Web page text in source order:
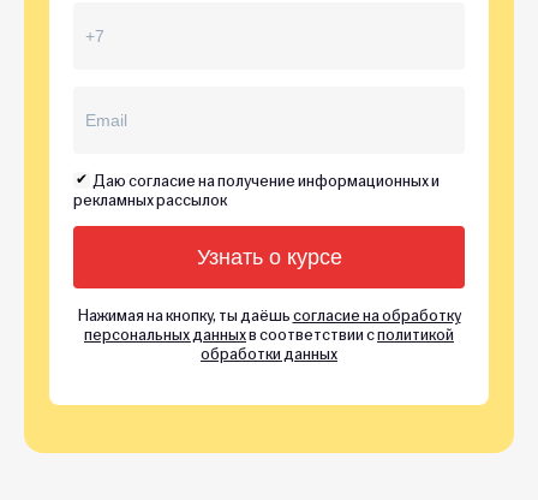
Даю согласие на получение информационных и
рекламных рассылок
Нажимая на кнопку, ты даёшьсогласие на обработку
персональных данныхв соответствии сполитикой
обработки данных